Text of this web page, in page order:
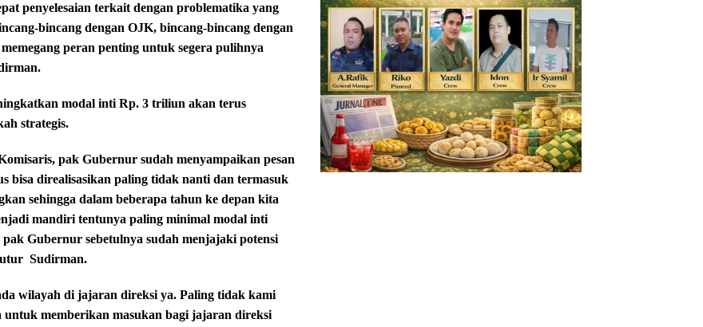
penyelesaian terkait dengan problematika yang
bincang dengan OJK, bincang-bincang dengan
peran penting untuk segera pulihnya
modal inti Rp. 3 triliun akan terus
strategis.
pak Gubernur sudah menyampaikan pesan
bisa direalisasikan paling tidak nanti dan termasuk
sehingga dalam beberapa tahun ke depan kita
mandiri tentunya paling minimal modal inti
Gubernur sebetulnya sudah menjajaki potensi
Sudirman.
wilayah di jajaran direksi ya. Paling tidak kami
untuk memberikan masukan bagi jajaran direksi